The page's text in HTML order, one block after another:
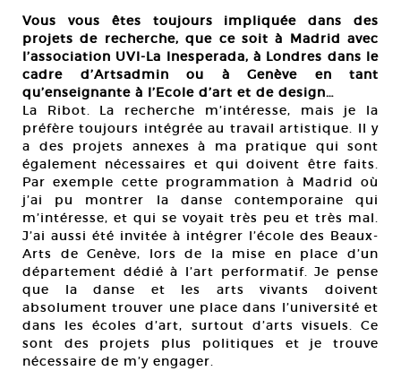
Vous vous êtes toujours impliquée dans des
projets de recherche, que ce soit à Madrid avec
l’association UVI-La Inesperada, à Londres dans le
cadre d’Artsadmin ou à Genève en tant
qu’enseignante à l’Ecole d’art et de design…
La Ribot. La recherche m’intéresse, mais je la
préfère toujours intégrée au travail artistique. Il y
a des projets annexes à ma pratique qui sont
également nécessaires et qui doivent être faits.
Par exemple cette programmation à Madrid où
j’ai pu montrer la danse contemporaine qui
m’intéresse, et qui se voyait très peu et très mal.
J’ai aussi été invitée à intégrer l’école des Beaux-
Arts de Genève, lors de la mise en place d’un
département dédié à l’art performatif. Je pense
que la danse et les arts vivants doivent
absolument trouver une place dans l’université et
dans les écoles d’art, surtout d’arts visuels. Ce
sont des projets plus politiques et je trouve
nécessaire de m’y engager.